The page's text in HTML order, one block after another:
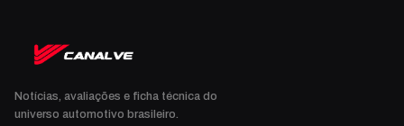
Notícias, avaliações e ficha técnica do
universo automotivo brasileiro.